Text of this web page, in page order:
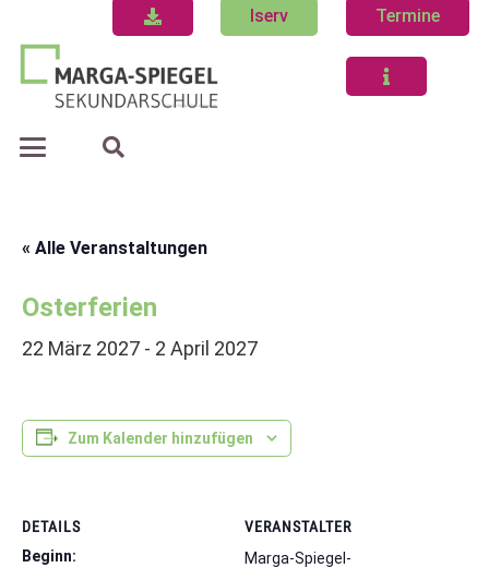
Iserv Termine
« Alle Veranstaltungen
Osterferien
22 März 2027 - 2 April 2027
Zum Kalender hinzufügen
DETAILS
Beginn:
VERANSTALTER
Marga-Spiegel-